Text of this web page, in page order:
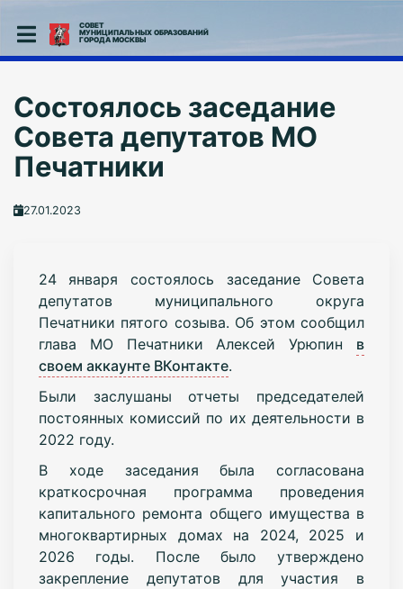
СОВЕТ
МУНИЦИПАЛЬНЫХ ОБРАЗОВАНИЙ
ГОРОДА МОСКВЫ
Состоялось заседание
Совета депутатов МО
Печатники
27.01.2023
24 января состоялось заседание Совета
депутатов муниципального округа
Печатники пятого созыва. Об этом сообщил
глава МО Печатники Алексей Урюпин в
своем аккаунте ВКонтакте.
Были заслушаны отчеты председателей
постоянных комиссий по их деятельности в
2022 году.
В ходе заседания была согласована
краткосрочная программа проведения
капитального ремонта общего имущества в
многоквартирных домах на 2024, 2025 и
2026 годы. После было утверждено
закрепление депутатов для участия в